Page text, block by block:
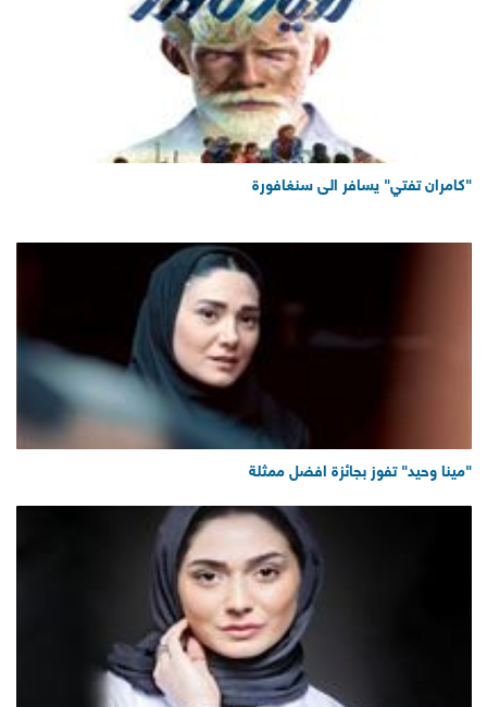
"كامران تفتي" يسافر الى سنغافورة
"مينا وحيد" تفوز بجائزة افضل ممثلة